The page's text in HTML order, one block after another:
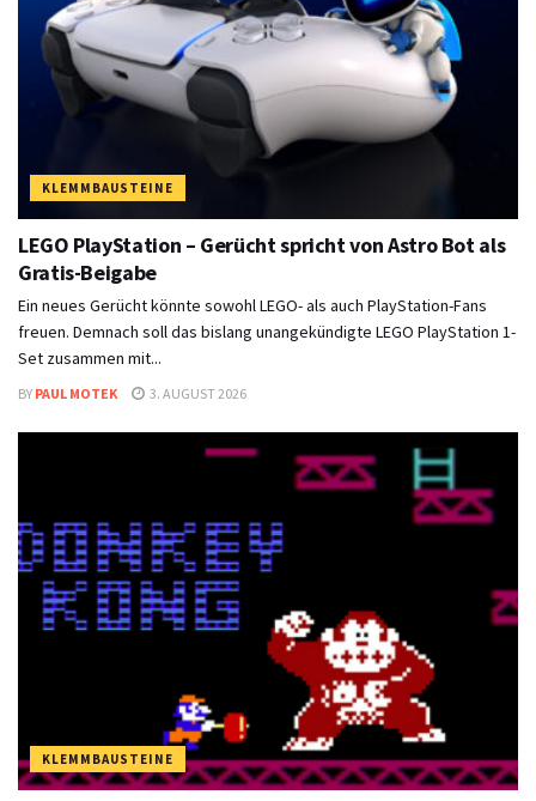
KLEMMBAUSTEINE
LEGO PlayStation – Gerücht spricht von Astro Bot als
Gratis-Beigabe
Ein neues Gerücht könnte sowohl LEGO- als auch PlayStation-Fans
freuen. Demnach soll das bislang unangekündigte LEGO PlayStation 1-
Set zusammen mit...
BY PAUL MOTEK 3. AUGUST 2026
KLEMMBAUSTEINE